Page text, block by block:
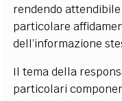
rendendo
particolare
dell’informazione
Il tema della
particolari